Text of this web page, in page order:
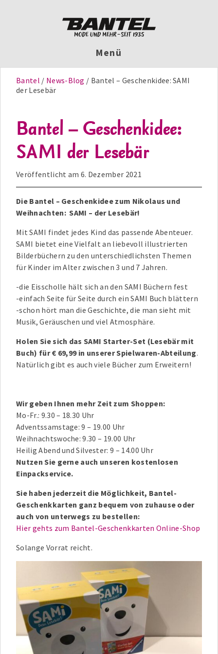
Menü
Bantel News-Blog
Bantel – Geschenkidee: SAMI
der Lesebär
Bantel – Geschenkidee:
SAMI der Lesebär
Veröffentlicht am 6. Dezember 2021
Die Bantel – Geschenkidee zum Nikolaus und
Weihnachten: SAMI – der Lesebär!
Mit SAMI findet jedes Kind das passende Abenteuer.
SAMI bietet eine Vielfalt an liebevoll illustrierten
Bilderbüchern zu den unterschiedlichsten Themen
für Kinder im Alter zwischen 3 und 7 Jahren.
-die Eisscholle hält sich an den SAMI Büchern fest
-einfach Seite für Seite durch ein SAMI Buch blättern
-schon hört man die Geschichte, die man sieht mit
Musik, Geräuschen und viel Atmosphäre.
Holen Sie sich das SAMI Starter-Set (Lesebär mit
Buch) für € 69,99 in unserer Spielwaren-Abteilung.
Natürlich gibt es auch viele Bücher zum Erweitern!
Wir geben Ihnen mehr Zeit zum Shoppen:
Mo-Fr.: 9.30 – 18.30 Uhr
Adventssamstage: 9 – 19.00 Uhr
Weihnachtswoche: 9.30 – 19.00 Uhr
Heilig Abend und Silvester: 9 – 14.00 Uhr
Nutzen Sie gerne auch unseren kostenlosen
Einpackservice.
Sie haben jederzeit die Möglichkeit, Bantel-
Geschenkkarten ganz bequem von zuhause oder
auch von unterwegs zu bestellen:
Hier gehts zum Bantel-Geschenkkarten Online-Shop
Solange Vorrat reicht.